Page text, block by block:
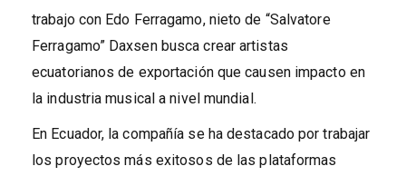
trabajo con Edo Ferragamo, nieto de “Salvatore
Ferragamo” Daxsen busca crear artistas
ecuatorianos de exportación que causen impacto en
la industria musical a nivel mundial.
En Ecuador, la compañía se ha destacado por trabajar
los proyectos más exitosos de las plataformas